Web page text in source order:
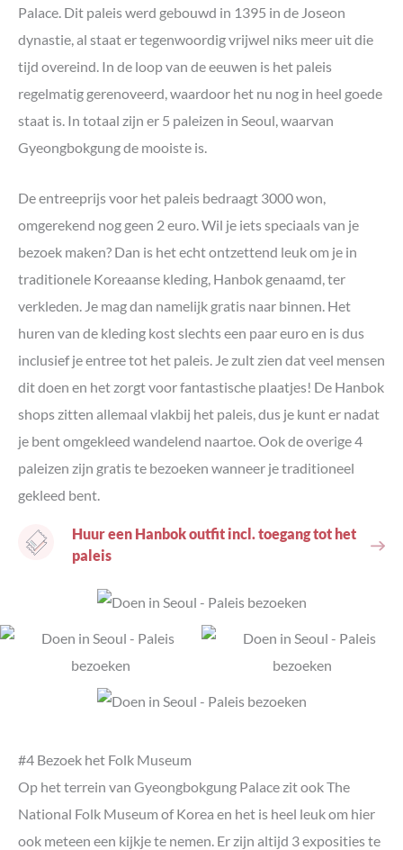
Palace. Dit paleis werd gebouwd in 1395 in de Joseon
dynastie, al staat er tegenwoordig vrijwel niks meer uit die
tijd overeind. In de loop van de eeuwen is het paleis
regelmatig gerenoveerd, waardoor het nu nog in heel goede
staat is. In totaal zijn er 5 paleizen in Seoul, waarvan
Gyeongbokgung de mooiste is.
De entreeprijs voor het paleis bedraagt 3000 won,
omgerekend nog geen 2 euro. Wil je iets speciaals van je
bezoek maken? Dan is het echt ontzettend leuk om je in
traditionele Koreaanse kleding, Hanbok genaamd, ter
verkleden. Je mag dan namelijk gratis naar binnen. Het
huren van de kleding kost slechts een paar euro en is dus
inclusief je entree tot het paleis. Je zult zien dat veel mensen
dit doen en het zorgt voor fantastische plaatjes! De Hanbok
shops zitten allemaal vlakbij het paleis, dus je kunt er nadat
je bent omgekleed wandelend naartoe. Ook de overige 4
paleizen zijn gratis te bezoeken wanneer je traditioneel
gekleed bent.
Huur een Hanbok outfit incl. toegang tot het
paleis
#4 Bezoek het Folk Museum
Op het terrein van Gyeongbokgung Palace zit ook The
National Folk Museum of Korea en het is heel leuk om hier
ook meteen een kijkje te nemen. Er zijn altijd 3 exposities te